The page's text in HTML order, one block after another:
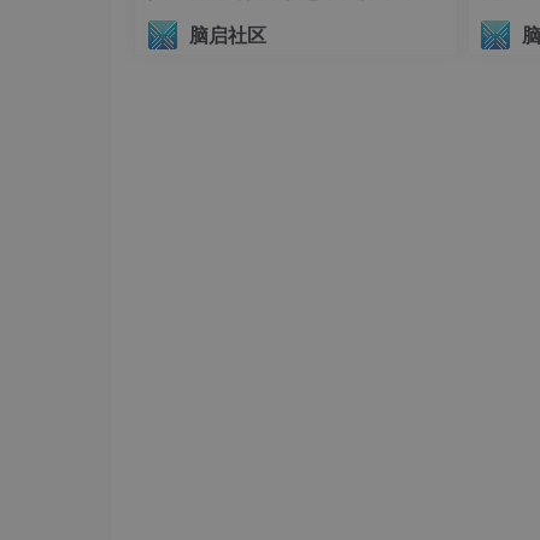
议（AIHI 2026）
脑启社区